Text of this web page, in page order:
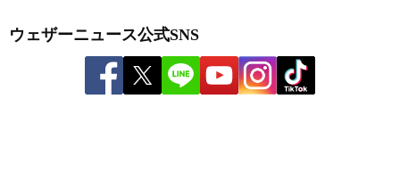
ウェザーニュース公式SNS